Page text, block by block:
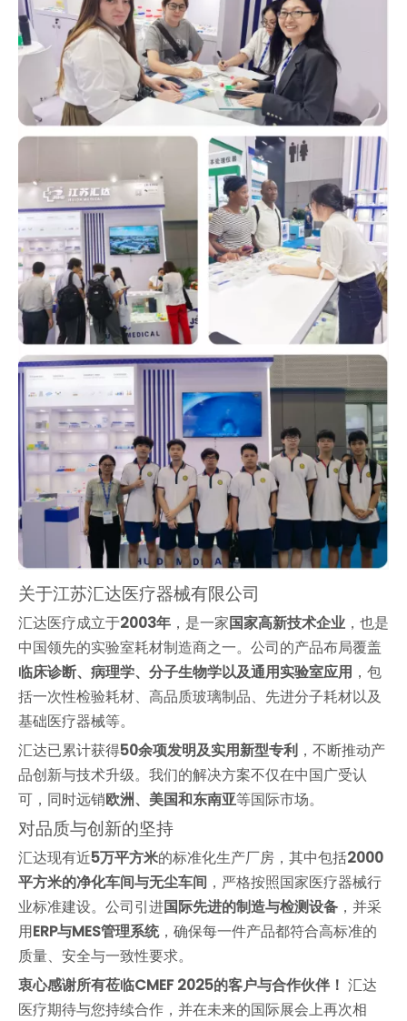
关于江苏汇达医疗器械有限公司
汇达医疗成立于2003年 ，是一家国家高新技术企业 ，也是
中国领先的实验室耗材制造商之一。公司的产品布局覆盖
临床诊断、病理学、分子生物学以及通用实验室应用 ，包
括一次性检验耗材、高品质玻璃制品、先进分子耗材以及
基础医疗器械等。
汇达已累计获得50余项发明及实用新型专利 ，不断推动产
品创新与技术升级。我们的解决方案不仅在中国广受认
可，同时远销欧洲、美国和东南亚等国际市场。
对品质与创新的坚持
汇达现有近5万平方米的标准化生产厂房，其中包括2000
平方米的净化车间与无尘车间 ，严格按照国家医疗器械行
业标准建设。公司引进国际先进的制造与检测设备 ，并采
用ERP与MES管理系统，确保每一件产品都符合高标准的
质量、安全与一致性要求。
衷心感谢所有莅临CMEF 2025的客户与合作伙伴！ 汇达
医疗期待与您持续合作，并在未来的国际展会上再次相